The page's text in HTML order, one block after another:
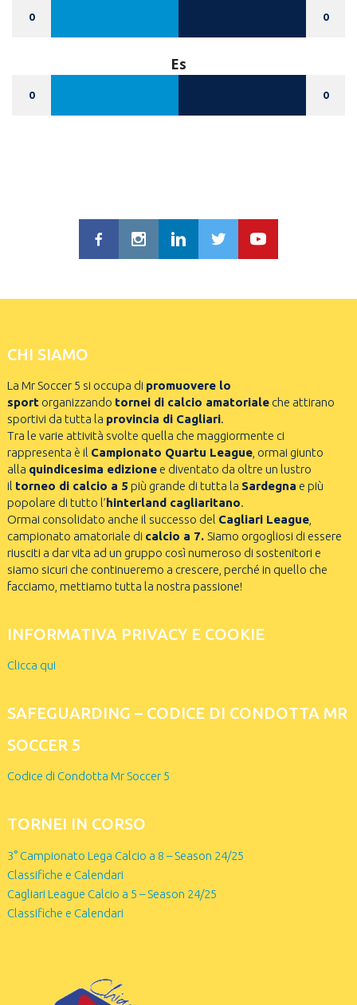
0 0
Es
0 0
CHI SIAMO
La Mr Soccer 5 si occupa di promuovere lo
sportorganizzando tornei di calcio amatorialeche attirano
sportivi da tutta la provincia di Cagliari.
Tra le varie attività svolte quella che maggiormente ci
rappresenta è il Campionato Quartu League, ormai giunto
alla quindicesima edizionee diventato da oltre un lustro
il torneo di calcio a 5 più grande di tutta la Sardegna e più
popolare di tutto l’hinterland cagliaritano.
Ormai consolidato anche il successo del Cagliari League,
campionato amatoriale di calcio a 7. Siamo orgogliosi di essere
riusciti a dar vita ad un gruppo così numeroso di sostenitori e
siamo sicuri che continueremo a crescere, perché in quello che
facciamo, mettiamo tutta la nostra passione!
INFORMATIVA PRIVACY E COOKIE
Clicca qui
SAFEGUARDING – CODICE DI CONDOTTA MR
SOCCER 5
Codice di Condotta Mr Soccer 5
TORNEI IN CORSO
3° Campionato Lega Calcio a 8 – Season 24/25
Classifiche e Calendari
Cagliari League Calcio a 5 – Season 24/25
Classifiche e Calendari